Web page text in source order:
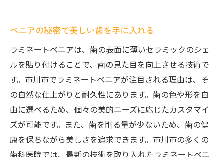
べニアの秘密で美しい歯を手に入れる
ラミネートべニアは、歯の表面に薄いセラミックのシェ
ルを貼り付けることで、歯の見た目を向上させる技術で
す。市川市でラミネートべニアが注目される理由は、そ
の自然な仕上がりと耐久性にあります。歯の色や形を自
由に選べるため、個々の美的ニーズに応じたカスタマイ
ズが可能です。また、歯を削る量が少ないため、歯の健
康を保ちながら美しさを追求できます。市川市の多くの
歯科医院では、最新の技術を取り入れたラミネートべニ